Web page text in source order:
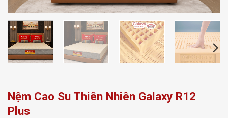
Nệm Cao Su Thiên Nhiên Galaxy R12
Plus